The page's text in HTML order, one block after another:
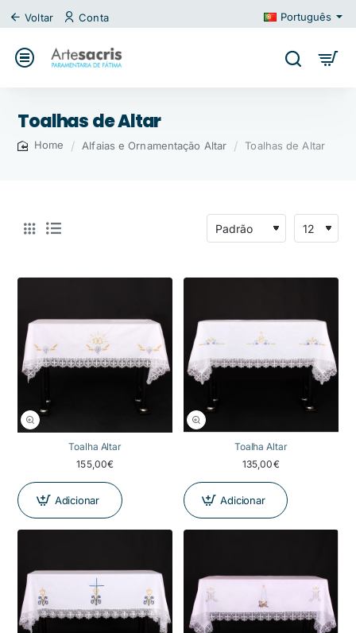
Voltar Conta Português
Toalhas de Altar
Alfaias e Ornamentação Altar Toalhas de Altar
Toalha Altar
155,00€
Adicionar
Toalha Altar
135,00€
Adicionar